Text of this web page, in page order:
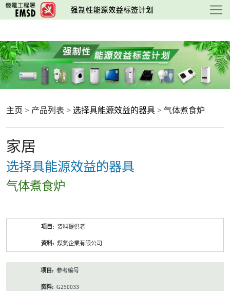
跳
至
要
内
容
主页 > 产品列表 > 选择具能源效益的器具 > 气体煮食炉
家居
选择具能源效益的器具
气体煮食炉
资料提供者
煤氣企業有限公司
参考编号
G250033